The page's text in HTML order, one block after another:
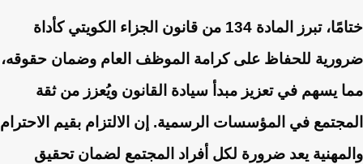
ختامًا، تبرز المادة 134 من قانون الجزاء الكويتي كأداة
ضرورية للحفاظ على كرامة الموظف العام وضمان حقوقه،
مما يسهم في تعزيز مبدأ سيادة القانون ويُعزز من ثقة
المجتمع في المؤسسات الرسمية. إن الالتزام بقيم الاحترام
والمهنية يعد ضرورة لكل أفراد المجتمع لضمان تحقيق